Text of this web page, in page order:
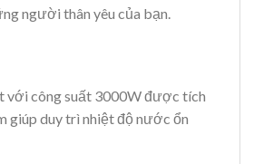
người thân yêu của bạn.
với công suất 3000W được tích
giúp duy trì nhiệt độ nước ổn